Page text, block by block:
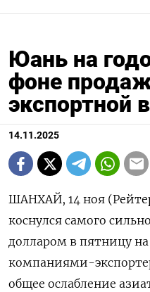
Юань на
фоне
экспортной
14.11.2025
ШАНХАЙ, 14 ноя
коснулся самого
долларом в пятницу
компаниями-
общее ослабление